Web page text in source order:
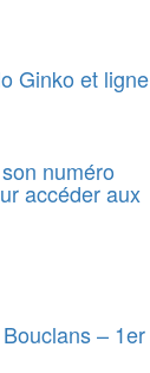
Ginko et ligne
numéro
accéder aux
– 1er